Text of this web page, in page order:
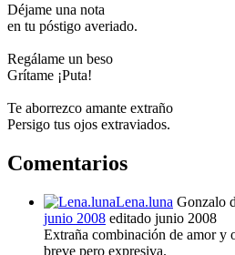
Déjame una nota
en tu póstigo averiado.
Regálame un beso
Grítame ¡Puta!
Te aborrezco amante extraño
Persigo tus ojos extraviados.
Comentarios
Lena.luna Gonzalo
junio 2008 editado junio 2008
Extraña combinación de amor y
breve pero expresiva.